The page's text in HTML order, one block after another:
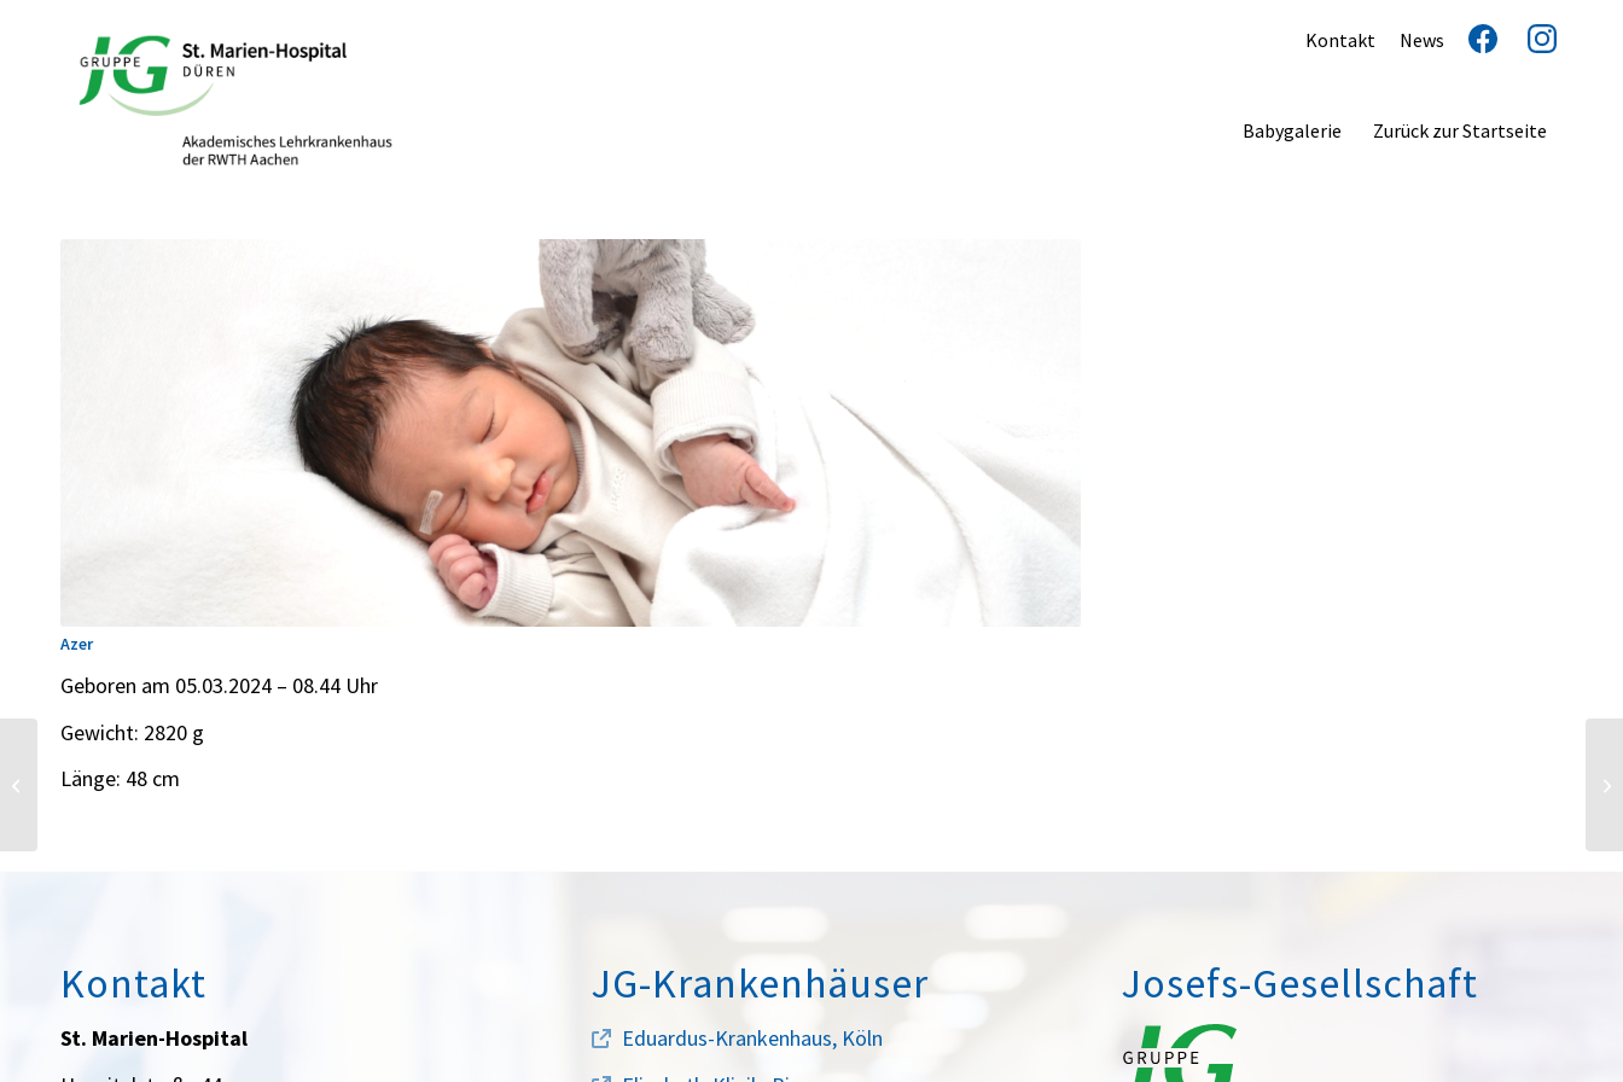
Kontakt News
Babygalerie Zurück zur Startseite
Azer
Geboren am 05.03.2024 – 08.44 Uhr
Gewicht: 2820 g
Länge: 48 cm
Kontakt
St. Marien-Hospital
JG-Krankenhäuser
Eduardus-Krankenhaus, Köln
Josefs-Gesellschaft
Matheo